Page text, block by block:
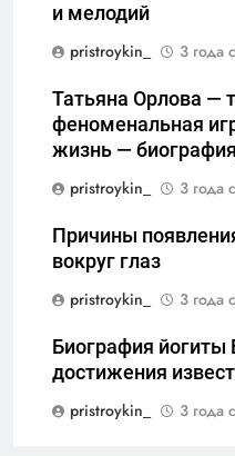
и мелодий
pristroykin_
3 года
Татьяна Орлова —
феноменальная
жизнь —
pristroykin_
3 года
Причины
вокруг глаз
pristroykin_
3 года
Биография
достижения
pristroykin_
3 года